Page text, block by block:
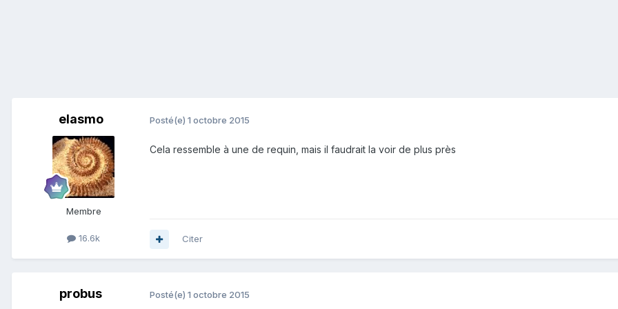
elasmo
Membre
16.6k
Posté(e) 1 octobre 2015
Cela ressemble à une de requin, mais il faudrait la voir de plus près
Citer
probus Posté(e) 1 octobre 2015